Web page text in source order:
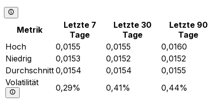
Metrik
Letzte 7
Tage
Letzte 30
Tage
Letzte 90
Tage
Hoch
0,0155 0,0155
0,0160
Niedrig
0,0153 0,0152
0,0152
Durchschnitt 0,0154 0,0154
0,0155
Volatilität
0,29% 0,41% 0,44%